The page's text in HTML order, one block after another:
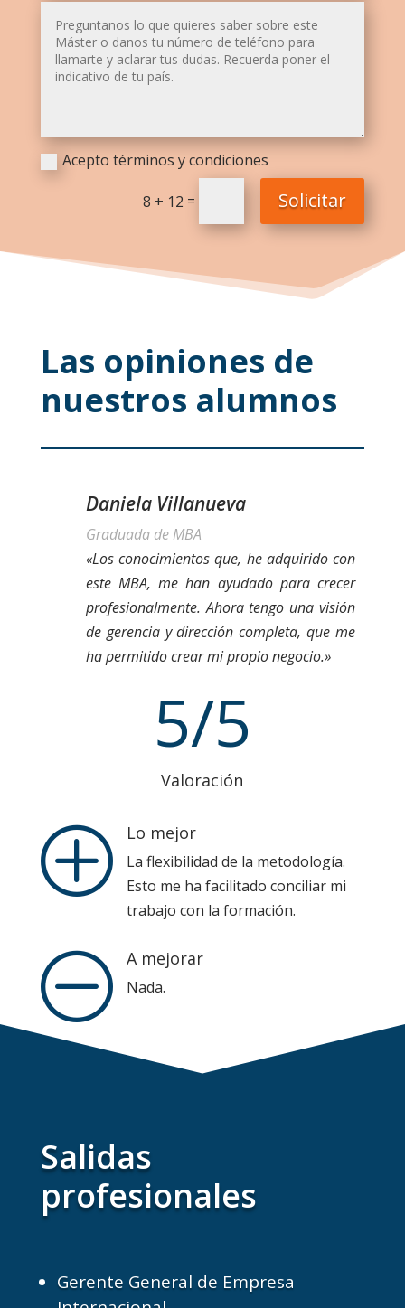
Acepto términos y condiciones
8 + 12 = Solicitar
Las opiniones de
nuestros alumnos
Daniela Villanueva
Graduada de MBA
«Los conocimientos que, he adquirido con
este MBA, me han ayudado para crecer
profesionalmente. Ahora tengo una visión
de gerencia y dirección completa, que me
ha permitido crear mi propio negocio.»
5/5
Valoración
P Lo mejor
La flexibilidad de la metodología.
Esto me ha facilitado conciliar mi
trabajo con la formación.
O A mejorar
Nada.
Salidas
profesionales
Gerente General de Empresa